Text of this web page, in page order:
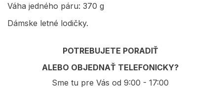
Váha jedného páru: 370 g
Dámske letné lodičky.
POTREBUJETE PORADIŤ
ALEBO OBJEDNAŤ TELEFONICKY?
Sme tu pre Vás od 9:00 - 17:00